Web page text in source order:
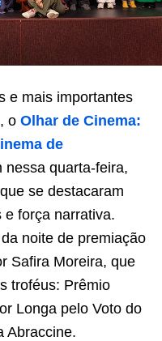
e mais importantes
o Olhar de Cinema:
de
nessa quarta-feira,
se destacaram
força narrativa.
noite de premiação
Safira Moreira, que
troféus: Prêmio
Longa pelo Voto do
Abraccine.